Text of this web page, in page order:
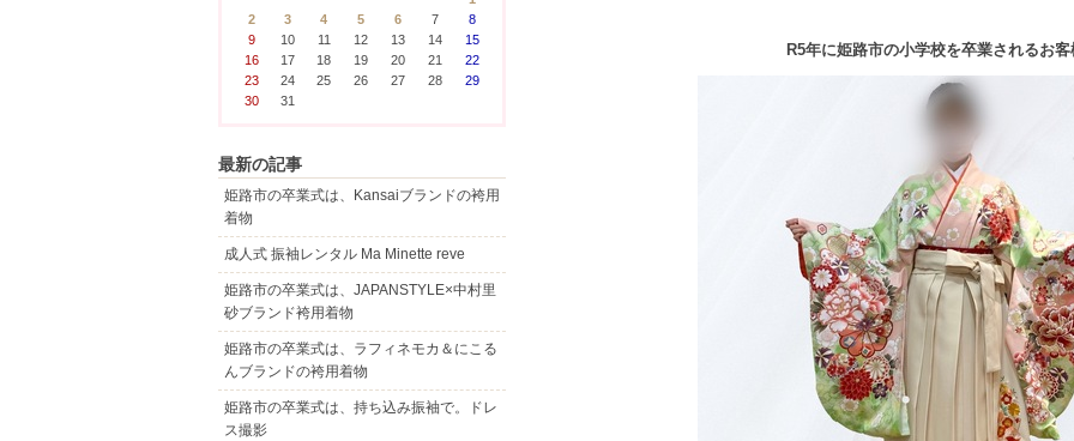
R5年に姫路市の小学校を卒業されるお
2
3 4 5 6 7
8
9
10 11 12 13 14
15
16
17 18 19 20 21
22
23
24 25 26 27 28
29
30
31
最新の記事
姫路市の卒業式は、Kansaiブランドの袴用
着物
成人式 振袖レンタル Ma Minette reve
姫路市の卒業式は、JAPANSTYLE×中村里
砂ブランド袴用着物
姫路市の卒業式は、ラフィネモカ＆にこる
んブランドの袴用着物
姫路市の卒業式は、持ち込み振袖で。ドレ
ス撮影